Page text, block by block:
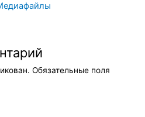
Обязательные поля